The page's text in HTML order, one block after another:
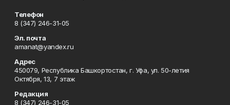
Телефон
8 (347) 246-31-05
Эл. почта
amanat@yandex.ru
Адрес
450079, Республика Башкортостан, г. Уфа, ул. 50-летия
Октября, 13, 7 этаж
Редакция
8 (347) 246-31-05